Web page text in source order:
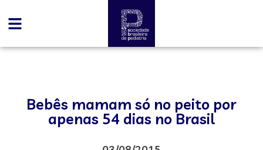
Bebês mamam só no peito por
apenas 54 dias no Brasil